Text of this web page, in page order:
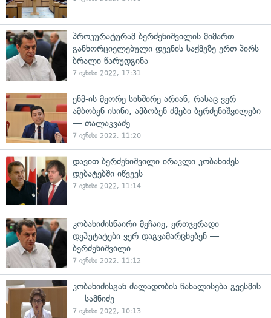
პროკურატურამ ბერძენიშვილის მიმართ
განხორციელებული დევნის საქმეზე ერთ პირს
ბრალი წარუდგინა
7 ივნისი 2022, 17:31
ენმ-ის მეორე სიხშირე არიან, რასაც ვერ
ამბობენ ისინი, ამბობენ ძმები ბერძენიშვილები
— თალაკვაძე
7 ივნისი 2022, 11:20
დავით ბერძენიშვილი ირაკლი კობახიძეს
დებატებში იწვევს
7 ივნისი 2022, 11:14
კობახიძისნაირი მეჩაიე, ერთჯერადი
დეპუტატები ვერ დაგვამარცხებენ —
ბერძენიშვილი
7 ივნისი 2022, 11:12
კობახიძისგან ძალადობის წახალისება გვესმის
— სამნიძე
7 ივნისი 2022, 10:13